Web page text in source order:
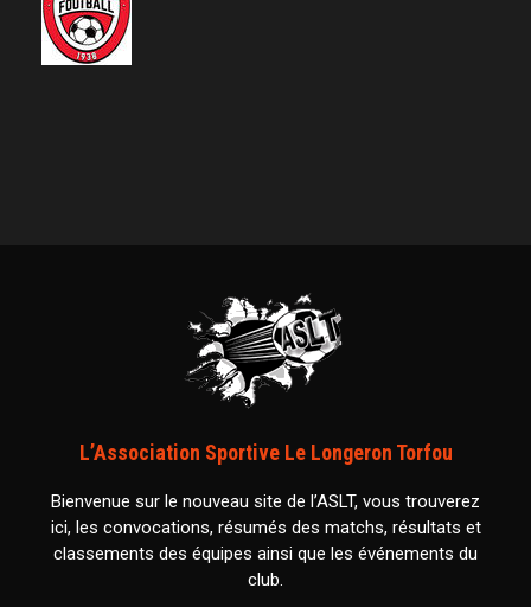
L’Association Sportive Le Longeron Torfou
Bienvenue sur le nouveau site de l’ASLT, vous trouverez
ici, les convocations, résumés des matchs, résultats et
classements des équipes ainsi que les événements du
club.